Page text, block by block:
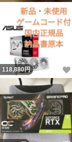
118,880円